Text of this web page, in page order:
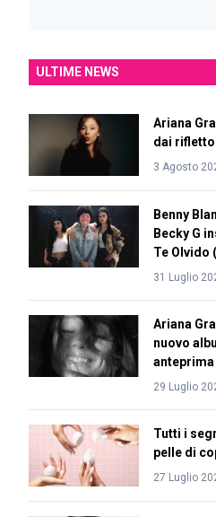
ULTIME NEWS
Ariana
dai
3 Agosto
Benny
Becky G
Te Olvido
31 Luglio
Ariana
nuovo
anteprima
29 Luglio
Tutti i
pelle di
27 Luglio